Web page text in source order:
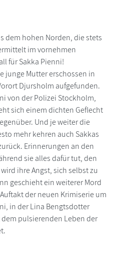
dem hohen Norden, die stets
im vornehmen
für Sakka Pienni!
junge Mutter erschossen in
Djursholm aufgefunden.
von der Polizei Stockholm,
sich einem dichten Geflecht
Und je weiter die
mehr kehren auch Sakkas
Erinnerungen an den
sie alles dafür tut, den
ihre Angst, sich selbst zu
geschieht ein weiterer Mord
der neuen Krimiserie um
in der Lina Bengtsdotter
pulsierenden Leben der